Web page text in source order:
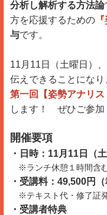
分析し解析する方法論
方を応援するための
与です。
11月11日（土曜日）
伝えできることになり
第一回【姿勢アナリ
します！ ぜひご参加
開催要項
・日時：11月11日（
※ランチ休憩１時間含
・受講料：49,500円（
※テキスト代・修了証
・受講者特典